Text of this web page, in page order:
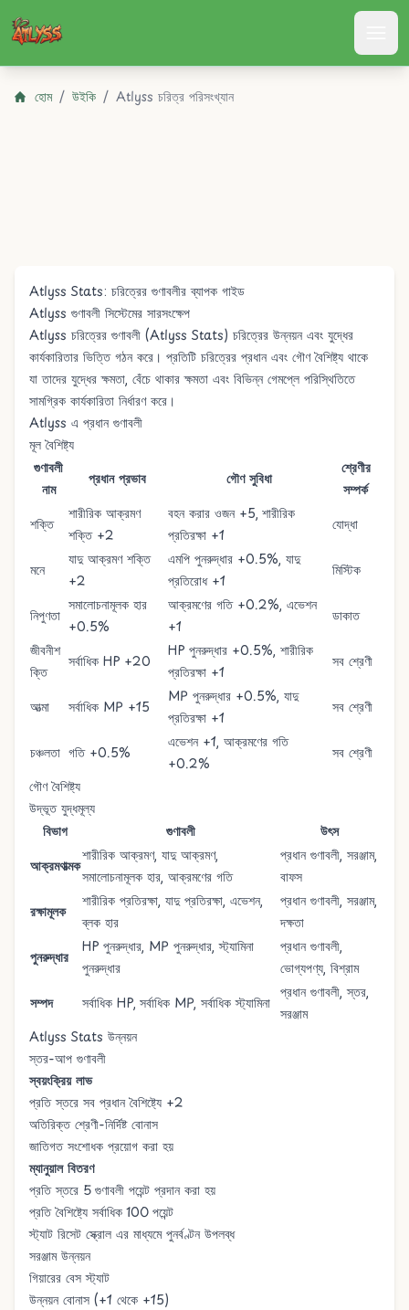
Atlyss
হোম / উইকি / Atlyss চরিত্র পরিসংখ্যান
Atlyss Stats: চরিত্রের গুণাবলীর ব্যাপক গাইড
Atlyss গুণাবলী সিস্টেমের সারসংক্ষেপ
Atlyss চরিত্রের গুণাবলী (Atlyss Stats) চরিত্রের উন্নয়ন এবং যুদ্ধের
কার্যকারিতার ভিত্তি গঠন করে। প্রতিটি চরিত্রের প্রধান এবং গৌণ বৈশিষ্ট্য থাকে
যা তাদের যুদ্ধের ক্ষমতা, বেঁচে থাকার ক্ষমতা এবং বিভিন্ন গেমপ্লে পরিস্থিতিতে
সামগ্রিক কার্যকারিতা নির্ধারণ করে।
Atlyss এ প্রধান গুণাবলী
মূল বৈশিষ্ট্য
গুণাবলী
নাম
প্রধান প্রভাব গৌণ সুবিধা
শ্রেণীর
সম্পর্ক
শক্তি
শারীরিক আক্রমণ
শক্তি +2
বহন করার ওজন +5, শারীরিক
প্রতিরক্ষা +1
যোদ্ধা
মনে
যাদু আক্রমণ শক্তি
+2
এমপি পুনরুদ্ধার +0.5%, যাদু
প্রতিরোধ +1
মিস্টিক
নিপুণতা
সমালোচনামূলক হার
+0.5%
আক্রমণের গতি +0.2%, এভেশন
+1
ডাকাত
জীবনীশ
ক্তি
সর্বাধিক HP +20
HP পুনরুদ্ধার +0.5%, শারীরিক
প্রতিরক্ষা +1
সব শ্রেণী
আত্মা সর্বাধিক MP +15
MP পুনরুদ্ধার +0.5%, যাদু
প্রতিরক্ষা +1
সব শ্রেণী
চঞ্চলতা গতি +0.5%
এভেশন +1, আক্রমণের গতি
+0.2%
সব শ্রেণী
গৌণ বৈশিষ্ট্য
উদ্ভূত যুদ্ধমূল্য
বিভাগ
গুণাবলী
উৎস
আক্রমণাত্মক
শারীরিক আক্রমণ, যাদু আক্রমণ,
সমালোচনামূলক হার, আক্রমণের গতি
প্রধান গুণাবলী, সরঞ্জাম,
বাফস
রক্ষামূলক
শারীরিক প্রতিরক্ষা, যাদু প্রতিরক্ষা, এভেশন,
ব্লক হার
প্রধান গুণাবলী, সরঞ্জাম,
দক্ষতা
পুনরুদ্ধার
HP পুনরুদ্ধার, MP পুনরুদ্ধার, স্ট্যামিনা
পুনরুদ্ধার
প্রধান গুণাবলী,
ভোগ্যপণ্য, বিশ্রাম
সম্পদ
সর্বাধিক HP, সর্বাধিক MP, সর্বাধিক স্ট্যামিনা
প্রধান গুণাবলী, স্তর,
সরঞ্জাম
Atlyss Stats উন্নয়ন
স্তর-আপ গুণাবলী
স্বয়ংক্রিয় লাভ
প্রতি স্তরে সব প্রধান বৈশিষ্ট্যে +2
অতিরিক্ত শ্রেণী-নির্দিষ্ট বোনাস
জাতিগত সংশোধক প্রয়োগ করা হয়
ম্যানুয়াল বিতরণ
প্রতি স্তরে 5 গুণাবলী পয়েন্ট প্রদান করা হয়
প্রতি বৈশিষ্ট্যে সর্বাধিক 100 পয়েন্ট
স্ট্যাট রিসেট স্ক্রোল এর মাধ্যমে পুনর্বণ্টন উপলব্ধ
সরঞ্জাম উন্নয়ন
গিয়ারের বেস স্ট্যাট
উন্নয়ন বোনাস (+1 থেকে +15)